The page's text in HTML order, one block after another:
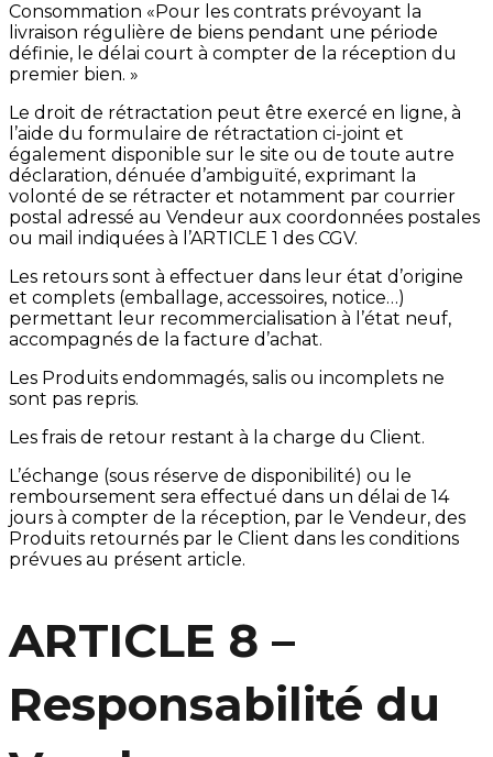
Consommation «Pour les contrats prévoyant la
livraison régulière de biens pendant une période
définie, le délai court à compter de la réception du
premier bien. »
Le droit de rétractation peut être exercé en ligne, à
l’aide du formulaire de rétractation ci-joint et
également disponible sur le site ou de toute autre
déclaration, dénuée d’ambiguïté, exprimant la
volonté de se rétracter et notamment par courrier
postal adressé au Vendeur aux coordonnées postales
ou mail indiquées à l’ARTICLE 1 des CGV.
Les retours sont à effectuer dans leur état d’origine
et complets (emballage, accessoires, notice…)
permettant leur recommercialisation à l’état neuf,
accompagnés de la facture d’achat.
Les Produits endommagés, salis ou incomplets ne
sont pas repris.
Les frais de retour restant à la charge du Client.
L’échange (sous réserve de disponibilité) ou le
remboursement sera effectué dans un délai de 14
jours à compter de la réception, par le Vendeur, des
Produits retournés par le Client dans les conditions
prévues au présent article.
ARTICLE 8 –
Responsabilité du